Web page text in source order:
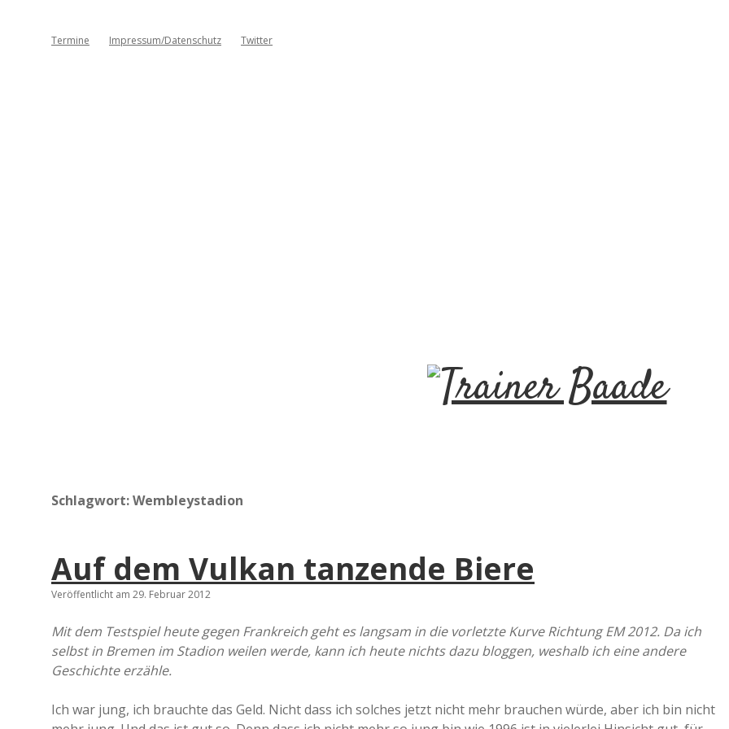
Termine Impressum/Datenschutz Twitter
T
n
e
r
Schlagwort:Wembleystadion
Auf dem Vulkan tanzende Biere
Veröffentlicht am 29. Februar 2012
Mit dem Testspiel heute gegen Frankreich geht es langsam in die vorletzte Kurve Richtung EM 2012. Da ich
selbst in Bremen im Stadion weilen werde, kann ich heute nichts dazu bloggen, weshalb ich eine andere
Geschichte erzähle.
Ich war jung, ich brauchte das Geld. Nicht dass ich solches jetzt nicht mehr brauchen würde, aber ich bin nicht